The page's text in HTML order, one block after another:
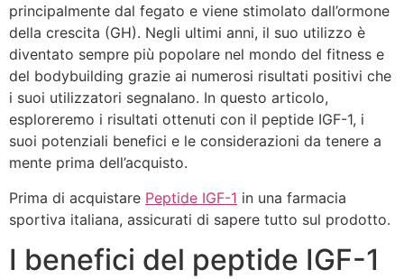
principalmente dal fegato e viene stimolato dall’ormone
della crescita (GH). Negli ultimi anni, il suo utilizzo è
diventato sempre più popolare nel mondo del fitness e
del bodybuilding grazie ai numerosi risultati positivi che
i suoi utilizzatori segnalano. In questo articolo,
esploreremo i risultati ottenuti con il peptide IGF-1, i
suoi potenziali benefici e le considerazioni da tenere a
mente prima dell’acquisto.
Prima di acquistare Peptide IGF-1 in una farmacia
sportiva italiana, assicurati di sapere tutto sul prodotto.
I benefici del peptide IGF-1